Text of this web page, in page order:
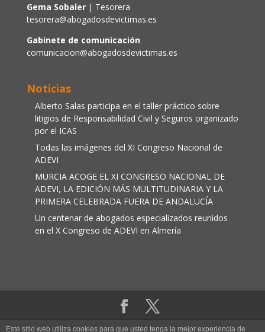
Gema Sobaler| Tesorera
tesorera@abogadosdevictimas.es
Gabinete de comunicación
comunicacion@abogadosdevictimas.es
Noticias
Alberto Salas participa en el taller práctico sobre
litigios de Responsabilidad Civil y Seguros organizado
por el ICAS
Todas las imágenes del XI Congreso Nacional de
ADEVI
MURCIA ACOGE EL XI CONGRESO NACIONAL DE
ADEVI, LA EDICIÓN MÁS MULTITUDINARIA Y LA
PRIMERA CELEBRADA FUERA DE ANDALUCÍA
Un centenar de abogados especializados reunidos
en el X Congreso de ADEVI en Almería
Aviso legal|Política de cookies
Este sitio web utiliza cookies para que usted tenga la mejor experiencia de